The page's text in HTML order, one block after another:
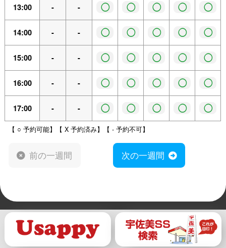
13:00 - - ◯ ◯ ◯ ◯ ◯
14:00 - - ◯ ◯ ◯ ◯ ◯
15:00 - - ◯ ◯ ◯ ◯ ◯
16:00 - - ◯ ◯ ◯ ◯ ◯
17:00 - - ◯ ◯ ◯ ◯ ◯
【 ○ 予約可能】【 X 予約済み】【 - 予約不可】
前の一週間 次の一週間